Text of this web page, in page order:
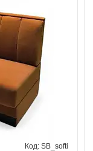
SB_softi